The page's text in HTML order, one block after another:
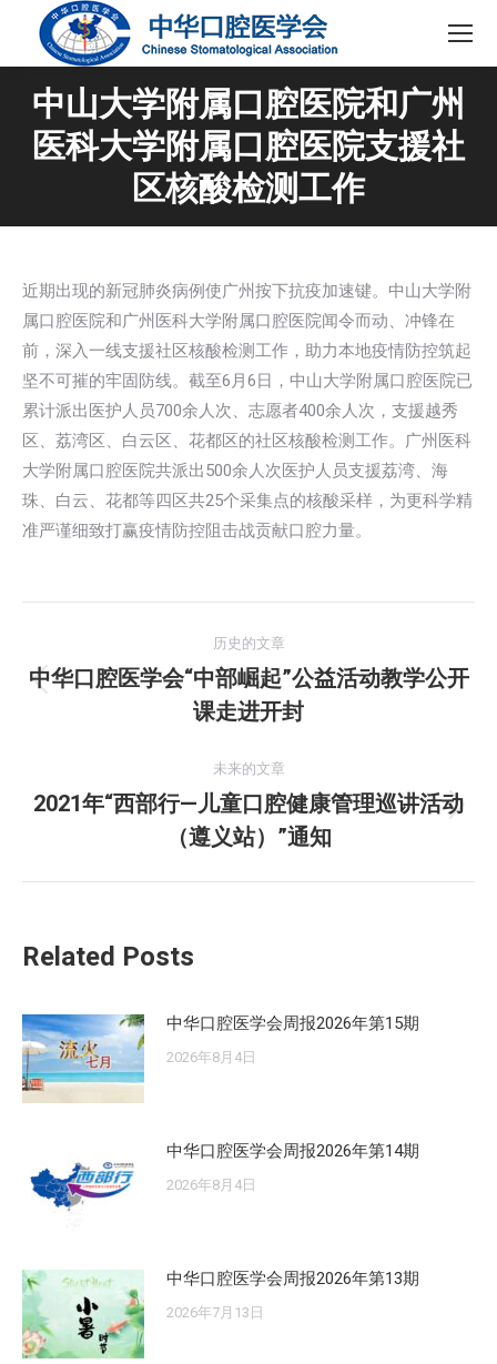
中山大学附属口腔医院和广州
医科大学附属口腔医院支援社
区核酸检测工作
近期出现的新冠肺炎病例使广州按下抗疫加速键。中山大学附
属口腔医院和广州医科大学附属口腔医院闻令而动、冲锋在
前，深入一线支援社区核酸检测工作，助力本地疫情防控筑起
坚不可摧的牢固防线。截至6月6日，中山大学附属口腔医院已
累计派出医护人员700余人次、志愿者400余人次，支援越秀
区、荔湾区、白云区、花都区的社区核酸检测工作。广州医科
大学附属口腔医院共派出500余人次医护人员支援荔湾、海
珠、白云、花都等四区共25个采集点的核酸采样，为更科学精
准严谨细致打赢疫情防控阻击战贡献口腔力量。
章
历史的文章
历
史
文
章：
中华口腔医学会“中部崛起”公益活动教学公开
课走进开封
未来的文章
未
来
的
2021年“西部行—儿童口腔健康管理巡讲活动
（遵义站）”通知
Related Posts
中华口腔医学会周报2026年第15期
2026年8月4日
中华口腔医学会周报2026年第14期
2026年8月4日
中华口腔医学会周报2026年第13期
2026年7月13日